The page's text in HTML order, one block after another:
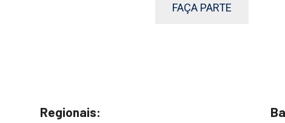
FAÇA PARTE
Regionais: